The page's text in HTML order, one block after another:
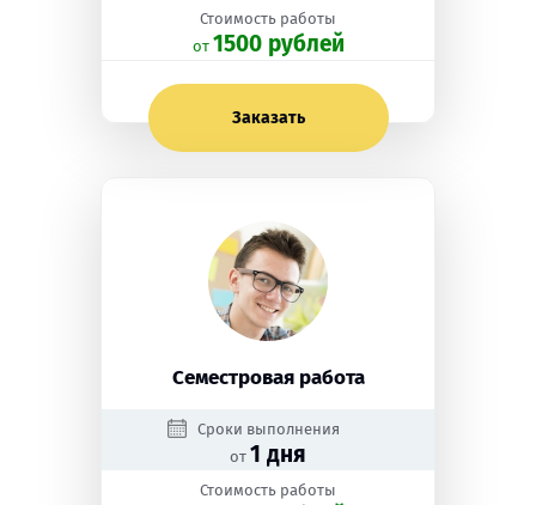
Стоимость работы
oт 1500 рублей
Заказать
Семестровая работа
Сроки выполнения
от 1 дня
Стоимость работы